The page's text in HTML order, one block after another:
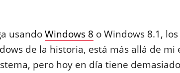
usandoWindows 8 o Windows 8.1,
de la historia, está más allá de
pero hoy en día tiene